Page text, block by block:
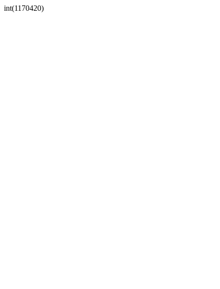
int(1170420)